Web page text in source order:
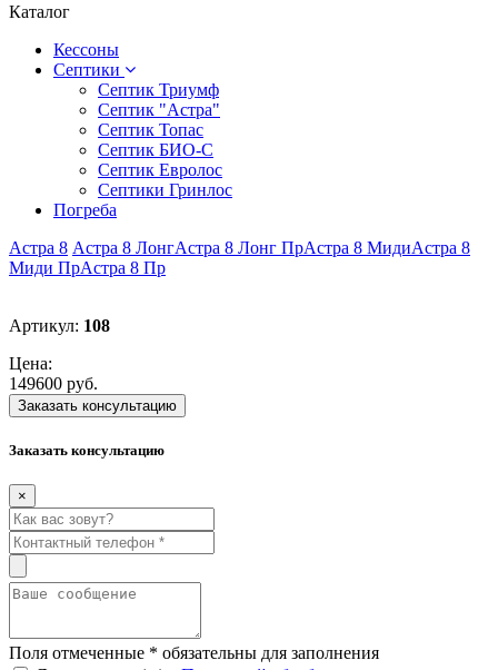
Каталог
Кессоны
Септики
Септик Триумф
Септик "Астра"
Септик Топас
Септик БИО-С
Септик Евролос
Септики Гринлос
Погреба
Астра 8 Астра 8 ЛонгАстра 8 Лонг ПрАстра 8 МидиАстра 8
Миди ПрАстра 8 Пр
Артикул: 108
Цена:
149600 руб.
Заказать консультацию
Заказать консультацию
×
Поля отмеченные * обязательны для заполнения